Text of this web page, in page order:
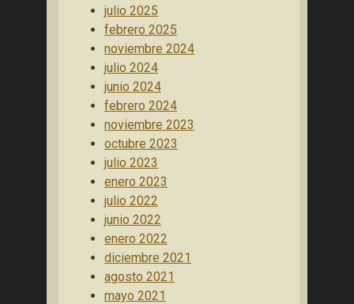
julio 2025
febrero 2025
noviembre 2024
julio 2024
junio 2024
febrero 2024
noviembre 2023
octubre 2023
julio 2023
enero 2023
julio 2022
junio 2022
enero 2022
diciembre 2021
agosto 2021
mayo 2021